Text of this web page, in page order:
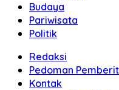
Budaya
Pariwisata
Politik
Redaksi
Pedoman
Kontak